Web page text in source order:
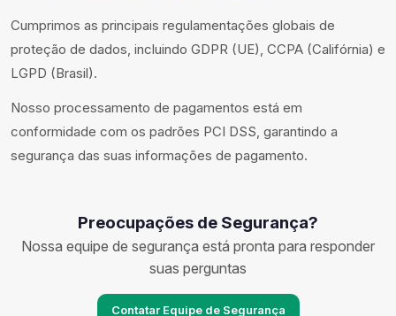
Cumprimos as principais regulamentações globais de
proteção de dados, incluindo GDPR (UE), CCPA (Califórnia) e
LGPD (Brasil).
Nosso processamento de pagamentos está em
conformidade com os padrões PCI DSS, garantindo a
segurança das suas informações de pagamento.
Preocupações de Segurança?
Nossa equipe de segurança está pronta para responder
suas perguntas
Contatar Equipe de Segurança